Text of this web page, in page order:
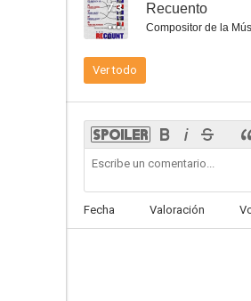
7.7
7.3
7.3 Recuento
Compositor de la
Ver todo
Fecha Valoración